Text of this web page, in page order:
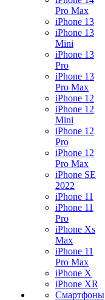
Pro Max
iPhone 13
iPhone 13
Mini
iPhone 13
Pro
iPhone 13
Pro Max
iPhone 12
iPhone 12
Mini
iPhone 12
Pro
iPhone 12
Pro Max
iPhone SE
2022
iPhone 11
iPhone 11
Pro
iPhone Xs
Max
iPhone 11
Pro Max
iPhone X
iPhone XR
Смартфоны